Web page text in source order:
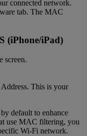
connected network.
tab. The MAC
(iPhone/iPad)
screen.
This is your
default to enhance
use MAC filtering, you
Wi-Fi network.